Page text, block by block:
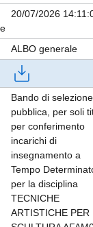
20/07/2026
ALBO generale
Bando di selezione
pubblica, per soli
per conferimento
incarichi di
insegnamento a
Tempo
per la disciplina
TECNICHE
ARTISTICHE PER